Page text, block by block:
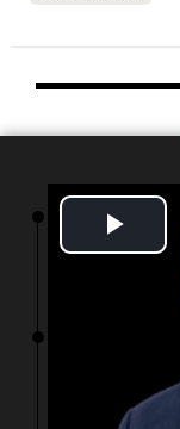
Ciencia
Científicos
plasma en
Un
la
ambiente